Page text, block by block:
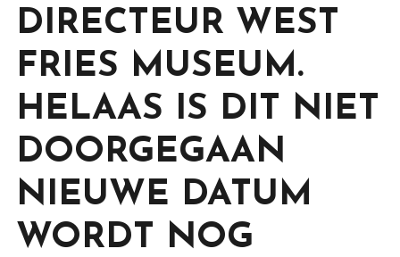
DIRECTEUR WEST
FRIES MUSEUM.
HELAAS IS DIT NIET
DOORGEGAAN
NIEUWE DATUM
WORDT NOG